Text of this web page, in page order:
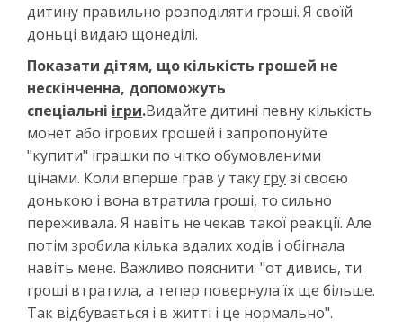
дитину правильно розподіляти гроші. Я своїй
доньці видаю щонеділі.
Показати дітям, що кількість грошей не
нескінченна, допоможуть
спеціальні ігри.Видайте дитині певну кількість
монет або ігрових грошей і запропонуйте
"купити" іграшки по чітко обумовленими
цінами. Коли вперше грав у таку грузі своєю
донькою і вона втратила гроші, то сильно
переживала. Я навіть не чекав такої реакції. Але
потім зробила кілька вдалих ходів і обігнала
навіть мене. Важливо пояснити: "от дивись, ти
гроші втратила, а тепер повернула їх ще більше.
Так відбувається і в житті і це нормально".